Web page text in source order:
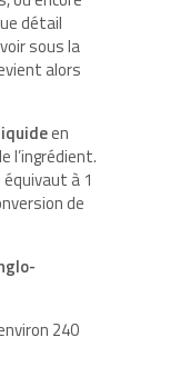
détail
sous la
alors
en
l’ingrédient.
à 1
de
240